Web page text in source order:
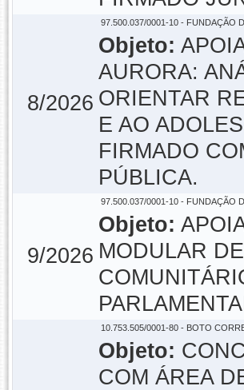
8/2026
97.500.037/0001-10 - FUNDAÇÃO
Objeto:
AURORA:
ORIENTAR
E AO
FIRMADO
PÚBLICA.
9/2026
97.500.037/0001-10 - FUNDAÇÃO
Objeto:
MODULAR
10.753.505/0001-80 - BOTO
Objeto:
COM ÁREA